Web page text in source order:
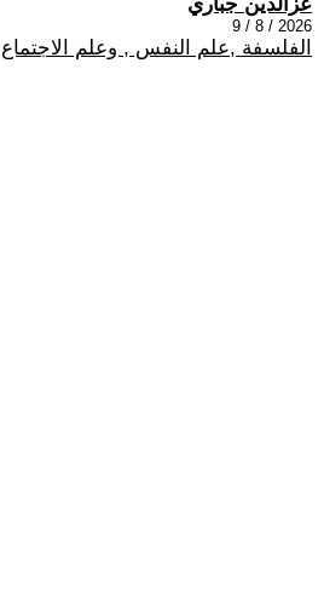
2026 / 8 / 9
الفلسفة ,علم النفس , وعلم الاجتماع